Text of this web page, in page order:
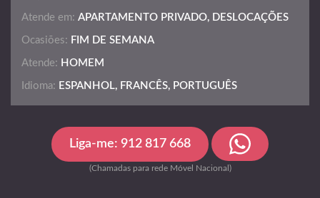
Atende em: APARTAMENTO PRIVADO, DESLOCAÇÕES
Ocasiões: FIM DE SEMANA
Atende: HOMEM
Idioma: ESPANHOL, FRANCÊS, PORTUGUÊS
Liga-me: 912 817 668
(Chamadas para rede Móvel Nacional)